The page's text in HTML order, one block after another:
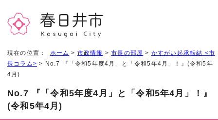
現在の位置： ホーム > 市政情報 >市長の部屋 > かすがい起承転結 <市
長コラム> > No.7 『「令和5年度4月」と「令和5年4月」！』(令和5年
4月)
No.7 『「令和5年度4月」と「令和5年4月」！』
(令和5年4月)